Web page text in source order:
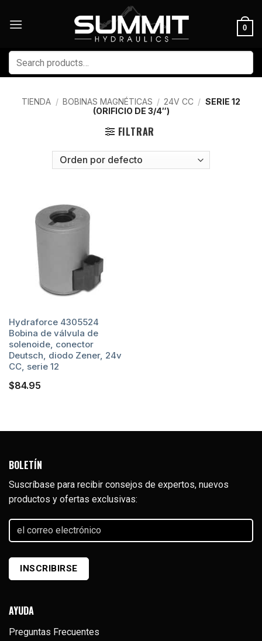
0
Buscar
por:
TIENDA / BOBINAS MAGNÉTICAS / 24V CC / SERIE 12
(ORIFICIO DE 3/4″)
FILTRAR
Hydraforce 4305524
Bobina de válvula de
solenoide, conector
Deutsch, diodo Zener, 24v
CC, serie 12
$84.95
BOLETÍN
Suscríbase para recibir consejos de expertos, nuevos
productos y ofertas exclusivas:
correo
AYUDA
Preguntas Frecuentes